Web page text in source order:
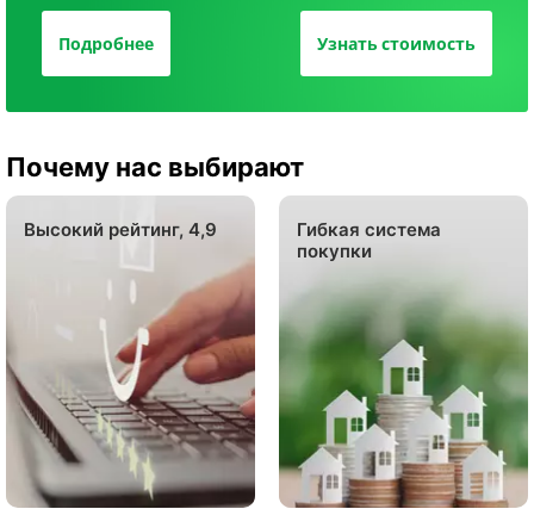
Подробнее Узнать стоимость
Почему нас выбирают
Высокий рейтинг, 4,9
Гибкая система
покупки